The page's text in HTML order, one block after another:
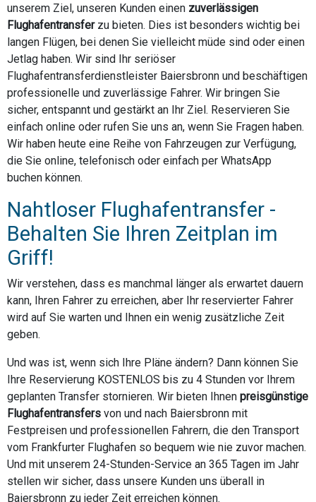
unserem Ziel, unseren Kunden einen zuverlässigen
Flughafentransferzu bieten. Dies ist besonders wichtig bei
langen Flügen, bei denen Sie vielleicht müde sind oder einen
Jetlag haben. Wir sind Ihr seriöser
Flughafentransferdienstleister Baiersbronn und beschäftigen
professionelle und zuverlässige Fahrer. Wir bringen Sie
sicher, entspannt und gestärkt an Ihr Ziel. Reservieren Sie
einfach online oder rufen Sie uns an, wenn Sie Fragen haben.
Wir haben heute eine Reihe von Fahrzeugen zur Verfügung,
die Sie online, telefonisch oder einfach per WhatsApp
buchen können.
Nahtloser Flughafentransfer -
Behalten Sie Ihren Zeitplan im
Griff!
Wir verstehen, dass es manchmal länger als erwartet dauern
kann, Ihren Fahrer zu erreichen, aber Ihr reservierter Fahrer
wird auf Sie warten und Ihnen ein wenig zusätzliche Zeit
geben.
Und was ist, wenn sich Ihre Pläne ändern? Dann können Sie
Ihre Reservierung KOSTENLOS bis zu 4 Stunden vor Ihrem
geplanten Transfer stornieren. Wir bieten Ihnen preisgünstige
Flughafentransfers von und nach Baiersbronn mit
Festpreisen und professionellen Fahrern, die den Transport
vom Frankfurter Flughafen so bequem wie nie zuvor machen.
Und mit unserem 24-Stunden-Service an 365 Tagen im Jahr
stellen wir sicher, dass unsere Kunden uns überall in
Baiersbronn zu jeder Zeit erreichen können.